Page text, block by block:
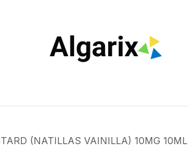
(NATILLAS VAINILLA) 10MG 10ML